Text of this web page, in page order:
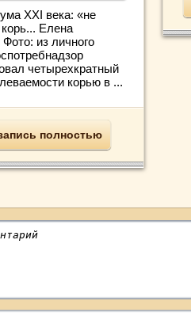
XXI века: «не
Елена
из личного
четырехкратный
корью в ...
полностью